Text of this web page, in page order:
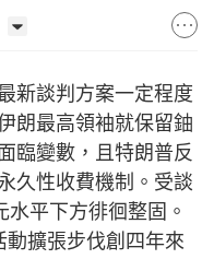
談判方案一定程度
朗最高領袖就保留鈾
臨變數，且特朗普反
久性收費機制。受談
平下方徘徊整固。
擴張步伐創四年來